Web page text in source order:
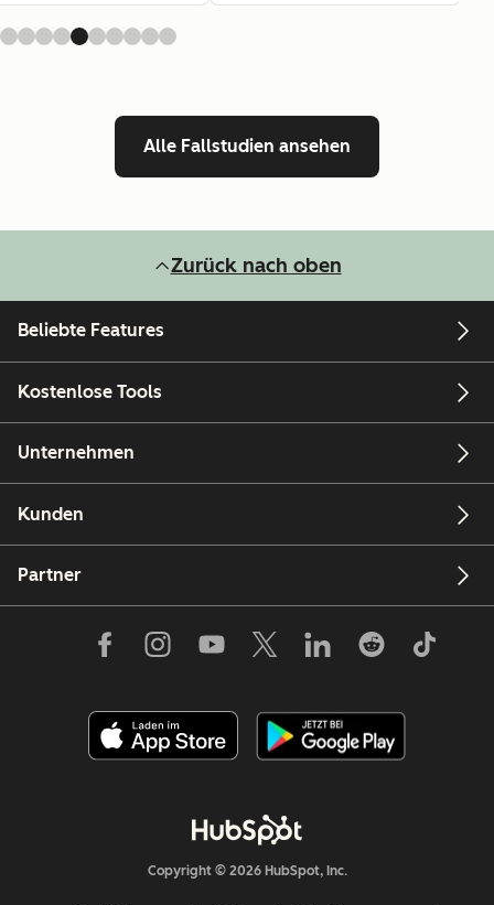
Alle Fallstudien ansehen
Zurück nach oben
Beliebte Features
Kostenlose Tools
Unternehmen
Kunden
Partner
Copyright © 2026 HubSpot, Inc.